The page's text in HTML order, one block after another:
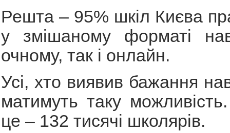
Решта – 95% шкіл Києва
у змішаному форматі
очному, так і онлайн.
Усі, хто виявив бажання
матимуть таку
це – 132 тисячі школярів.